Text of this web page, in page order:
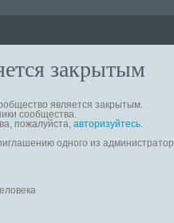
закрытым
является закрытым.
сообщества.
пожалуйста, авторизуйтесь.
одного из